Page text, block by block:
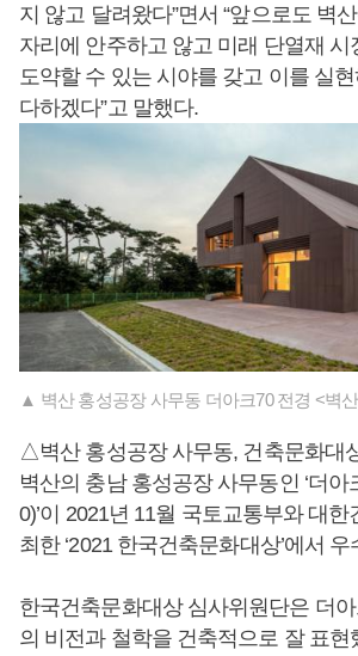
지 않고 달려왔다”면서 “앞으로도 벽
자리에 안주하고 않고 미래 단열재 시
도약할 수 있는 시야를 갖고 이를 실
다하겠다”고 말했다.
▲ 벽산 홍성공장 사무동 더아크70 전경 <벽
△벽산 홍성공장 사무동, 건축문화대
벽산의 충남 홍성공장 사무동인 ‘더아
0)’이 2021년 11월 국토교통부와 대
최한 ‘2021 한국건축문화대상’에서
한국건축문화대상 심사위원단은 더아
의 비전과 철학을 건축적으로 잘 표현